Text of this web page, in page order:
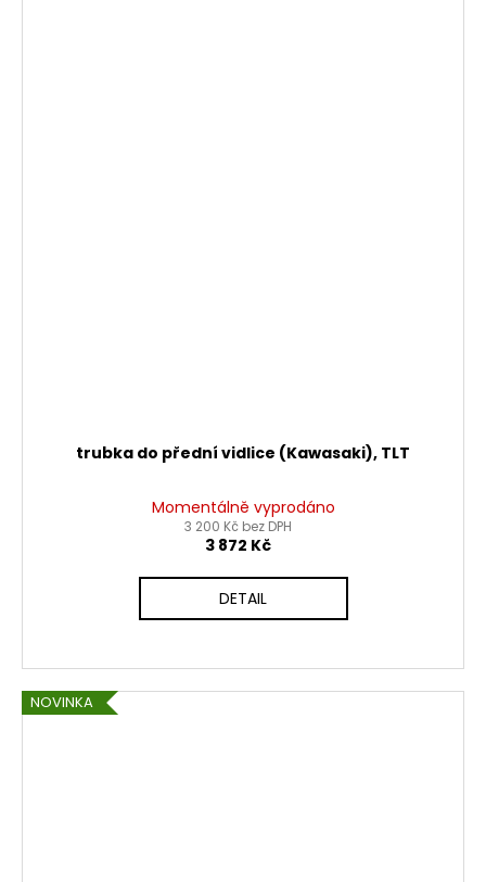
trubka do přední vidlice (Kawasaki), TLT
Momentálně vyprodáno
3 200 Kč bez DPH
3 872 Kč
DETAIL
NOVINKA